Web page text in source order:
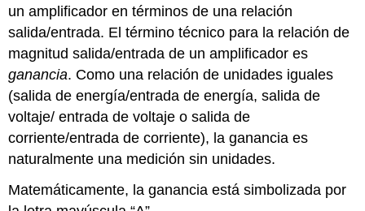
ganancia
de
voltaje
Ganancias
del
amplificador
eléctrico:
voltaje,
corriente
y/o
un amplificador en términos de una relación
salida/entrada. El término técnico para la relación de
magnitud salida/entrada de un amplificador es
ganancia. Como una relación de unidades iguales
(salida de energía/entrada de energía, salida de
voltaje/ entrada de voltaje o salida de
corriente/entrada de corriente), la ganancia es
naturalmente una medición sin unidades.
Matemáticamente, la ganancia está simbolizada por